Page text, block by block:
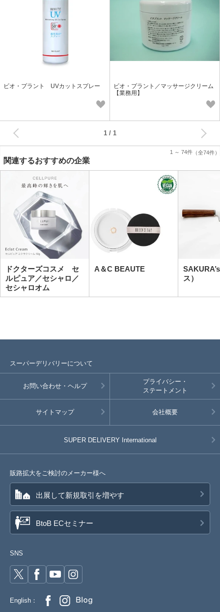
ビオ・プラント UVカットスプレー
ビオ・プラント／マッサージクリーム
【業務用】
1 ～ 74件 （全74件）
1
関連するおすすめの企業
ドクターズコスメ セ
ルピュア／セシャロ／
セシャロオム
A＆C BEAUTE
ス）
スーパーデリバリーについて
お問い合わせ・ヘルプ
プライバシー・
ステートメント
サイトマップ 会社概要
SUPER DELIVERY International
販路拡大をご検討のメーカー様へ
出展して新規取引を増やす
BtoB ECセミナー
SNS
English：